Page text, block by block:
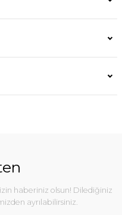
haberiniz olsun! Dilediğiniz
ayrılabilirsiniz.